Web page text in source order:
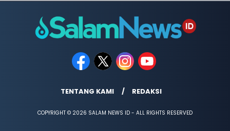
TENTANG KAMI REDAKSI
COPYRIGHT © 2026 SALAM NEWS ID - ALL RIGHTS RESERVED